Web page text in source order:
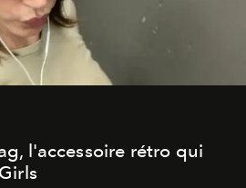
l'accessoire rétro qui